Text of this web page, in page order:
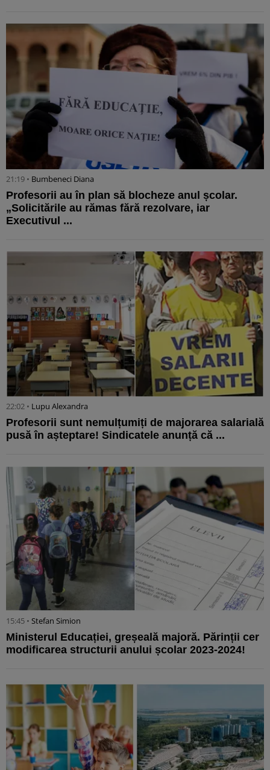
21:19 • Bumbeneci Diana
Profesorii au în plan să blocheze anul școlar.
„Solicitările au rămas fără rezolvare, iar
Executivul ...
22:02 • Lupu Alexandra
Profesorii sunt nemulțumiți de majorarea salarială
pusă în așteptare! Sindicatele anunță că ...
15:45 • Stefan Simion
Ministerul Educației, greșeală majoră. Părinții cer
modificarea structurii anului școlar 2023-2024!